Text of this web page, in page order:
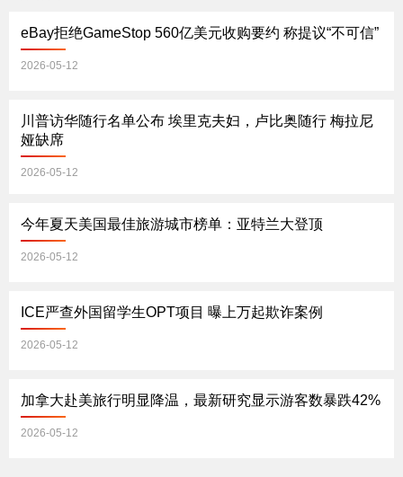
eBay拒绝GameStop 560亿美元收购要约 称提议“不可信”
2026-05-12
川普访华随行名单公布 埃里克夫妇，卢比奥随行 梅拉尼
娅缺席
2026-05-12
今年夏天美国最佳旅游城市榜单：亚特兰大登顶
2026-05-12
ICE严查外国留学生OPT项目 曝上万起欺诈案例
2026-05-12
加拿大赴美旅行明显降温，最新研究显示游客数暴跌42%
2026-05-12